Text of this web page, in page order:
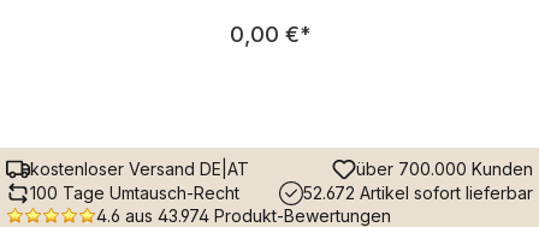
Regulärer Preis:
0,00 €*
kostenloser Versand DE|AT
über 700.000 Kunden
100 Tage Umtausch-Recht
52.672 Artikel sofort lieferbar
4.6 aus 43.974 Produkt-Bewertungen